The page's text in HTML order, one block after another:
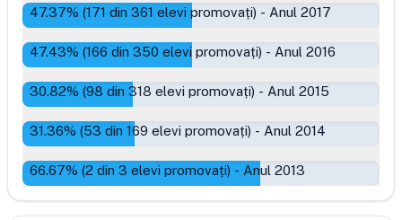
47.37% (171 din 361 elevi promovați) - Anul 2017
47.43% (166 din 350 elevi promovați) - Anul 2016
30.82% (98 din 318 elevi promovați) - Anul 2015
31.36% (53 din 169 elevi promovați) - Anul 2014
66.67% (2 din 3 elevi promovați) - Anul 2013